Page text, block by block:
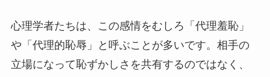
心理学者たちは、この感情をむしろ「代理羞恥」
や「代理的恥辱」と呼ぶことが多いです。相手の
立場になって恥ずかしさを共有するのではなく、